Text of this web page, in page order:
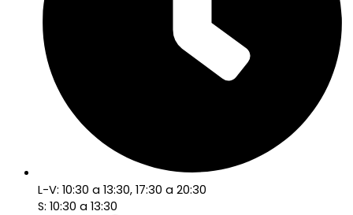
L-V: 10:30 a 13:30, 17:30 a 20:30
S: 10:30 a 13:30